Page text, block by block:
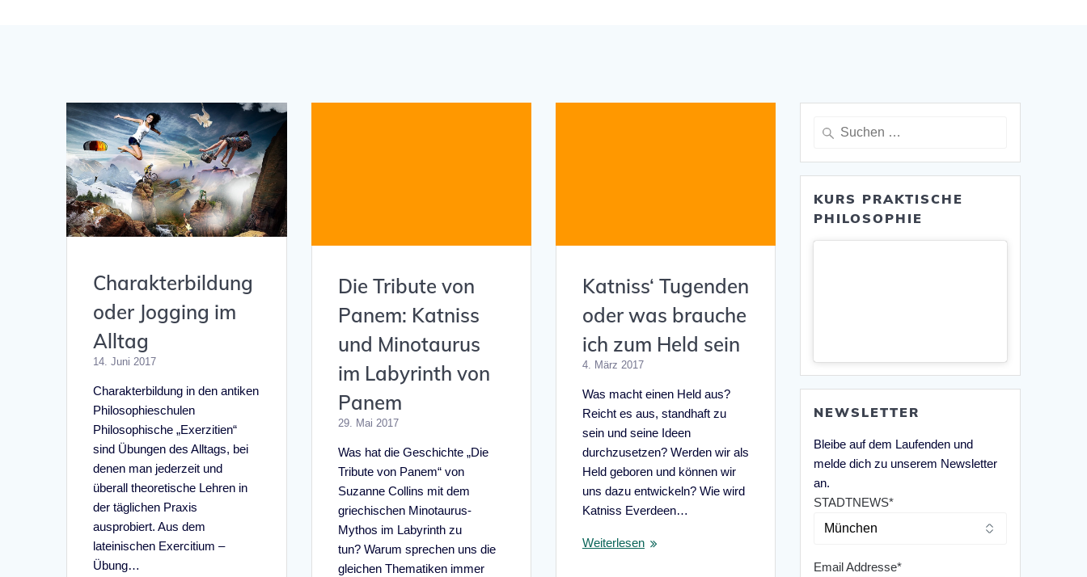
Charakterbildung
oder Jogging im
Alltag
14. Juni 2017
Charakterbildung in den antiken
Philosophieschulen
Philosophische „Exerzitien“
sind Übungen des Alltags, bei
denen man jederzeit und
überall theoretische Lehren in
der täglichen Praxis
ausprobiert. Aus dem
lateinischen Exercitium –
Übung…
Die Tribute von
Panem: Katniss
und Minotaurus
im Labyrinth von
Panem
29. Mai 2017
Was hat die Geschichte „Die
Tribute von Panem“ von
Suzanne Collins mit dem
griechischen Minotaurus-
Mythos im Labyrinth zu
tun? Warum sprechen uns die
gleichen Thematiken immer
Katniss‘ Tugenden
oder was brauche
ich zum Held sein
4. März 2017
Was macht einen Held aus?
Reicht es aus, standhaft zu
sein und seine Ideen
durchzusetzen? Werden wir als
Held geboren und können wir
uns dazu entwickeln? Wie wird
Katniss Everdeen…
Weiterlesen
Suche
KURS PRAKTISCHE
PHILOSOPHIE
NEWSLETTER
Bleibe auf dem Laufenden und
melde dich zu unserem Newsletter
an.
STADTNEWS*
Email Addresse*